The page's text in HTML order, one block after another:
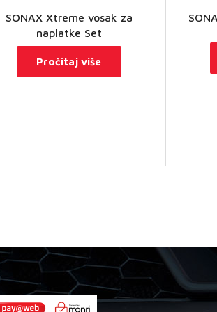
SONAX Xtreme vosak za
naplatke Set
Pročitaj više